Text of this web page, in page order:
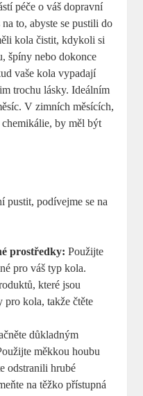
péče o váš dopravní
to, abyste se pustili do
kola čistit, kdykoli si
špíny nebo dokonce
vaše kola vypadají
trochu lásky. Ideálním
V zimních měsících,
chemikálie, by měl být
pustit, podívejme se na
prostředky: Použijte
pro váš typ kola.
které jsou
pro kola, takže čtěte
důkladným
měkkou houbu
odstranili hrubé
na těžko přístupná